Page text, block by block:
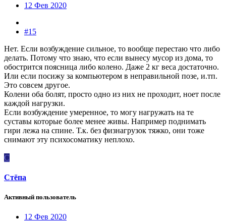
12 Фев 2020
#15
Нет. Если возбуждение сильное, то вообще перестаю что либо
делать. Потому что знаю, что если вынесу мусор из дома, то
обострится поясница либо колено. Даже 2 кг веса достаточно.
Или если посижу за компьютером в неправильной позе, и.тп.
Это совсем другое.
Колени оба болят, просто одно из них не проходит, ноет после
каждой нагрузки.
Если возбуждение умеренное, то могу нагружать на те
суставы которые более менее живы. Например поднимать
гири лежа на спине. Т.к. без физнагрузок тяжко, они тоже
снимают эту психосоматику неплохо.
С
Стёпа
Активный пользователь
12 Фев 2020